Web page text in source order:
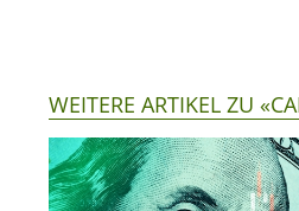
WEITERE ARTIKEL ZU